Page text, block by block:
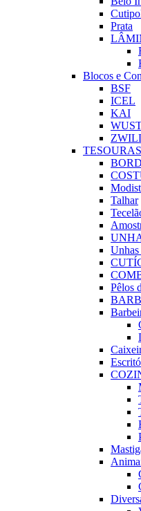
Prata
Blocos e
BSF
ICEL
KAI
TESOURAS
Talhar
Pêlos